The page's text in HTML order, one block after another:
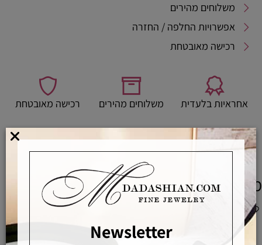
משלוחים מהירים
אפשרויות החלפה / החזרה
רכישה מאובטחת
אחראיות בלעדית משלוחים מהירים רכישה מאובטחת
מוצרים משלימים
Newsletter